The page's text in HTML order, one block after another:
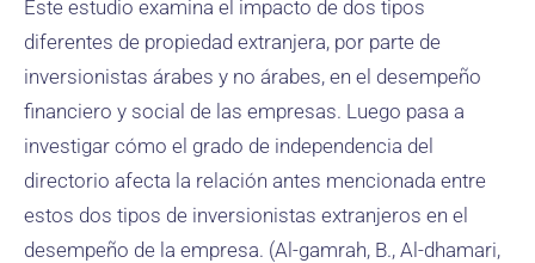
Este estudio examina el impacto de dos tipos
diferentes de propiedad extranjera, por parte de
inversionistas árabes y no árabes, en el desempeño
financiero y social de las empresas. Luego pasa a
investigar cómo el grado de independencia del
directorio afecta la relación antes mencionada entre
estos dos tipos de inversionistas extranjeros en el
desempeño de la empresa. (Al-gamrah, B., Al-dhamari,